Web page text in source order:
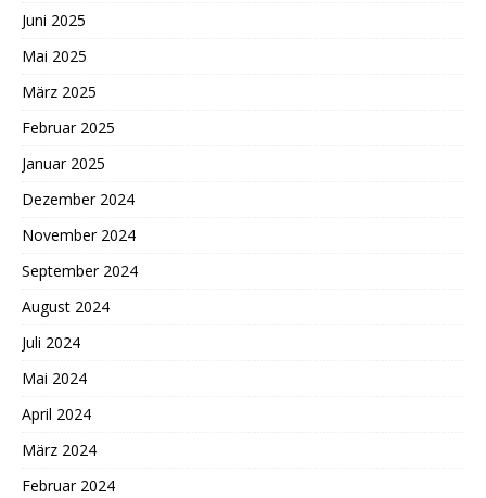
Juni 2025
Mai 2025
März 2025
Februar 2025
Januar 2025
Dezember 2024
November 2024
September 2024
August 2024
Juli 2024
Mai 2024
April 2024
März 2024
Februar 2024